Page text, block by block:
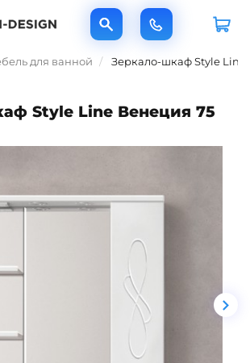
для ванной Зеркало-шкаф Style Line
Style Line Венеция 75